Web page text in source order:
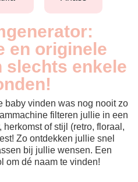
en originele
slechts enkele
baby vinden was nog nooit zo
filteren jullie in een
of stijl (retro, floraal,
Zo ontdekken jullie snel
bij jullie wensen. Een
om dé naam te vinden!